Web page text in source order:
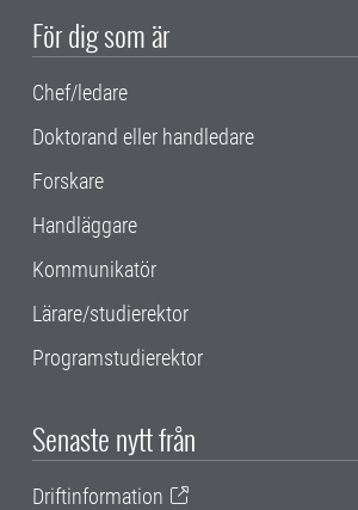
För dig som är
Chef/ledare
Doktorand eller handledare
Forskare
Handläggare
Kommunikatör
Lärare/studierektor
Programstudierektor
Senaste nytt från
Driftinformation